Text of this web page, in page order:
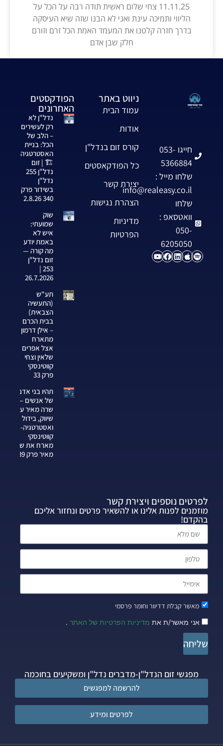
11.11.25 צחי שלום ראשית תודה רבה על הכל על
הליווי ותמיכה עינת ואני לא הבנו שזה שיא העיסקה
בדרך חזרה קלטנו את המעמד האמת הכל זרם וזורם
חלק שבן אדם
חייגו 053-
5366884
שלחו מייל :
info@realeasy.co.il
שלחו
וואטסאפ :
050-
6205050
ניווט באתר
עמוד הבית
אודות
קורס זום בנדל"ן
כל הפודקאסטים
יצירת קשר
הצהרת נגישות
מדיניות
הפרטיות
הפודקסטים
האחרונים
נדל"ן לא
רק לעשירים
– הלב של
הכל: בניית
האסטרטגיה
🏗️ | זום
נדל"ן 255
נדל"ן
בשידור פרק
340 2.8.26
שוק
שמועתי:
איש לא
באמת יודע
מה קורה —
זום נדל"ן
253 |
26.7.2026
תע"ש
(התעשיה
הצבאית)
בבית הכרם
– אילן דרמון
מתארח
אצל אפרים
שלאין וצחי
קווטינסקי
פרק 33
תהיו בני אדם
של אנשים —
שרה מאיר על
שיווק, בידול
ואסטרטגיה-צחי
קווטינסקי
מארח את שרה
מאיר פרק 339
לפרטים נוספים ויצירת קשר
מוזמנים לפנות אלינו או להשאיר פרטים ונחזור אליכם
בהקדם!
מאשר קבלת דדיוור וחומר פרסמי
אני מאשר/ת את מדיניות הפרטיות של האתר .
שליחה
מפגשי זום הנדל"ן-מדברים נדל"ן ומשקיעים בחוכמה
להרשמה למפגשים
לפרטים ומידע